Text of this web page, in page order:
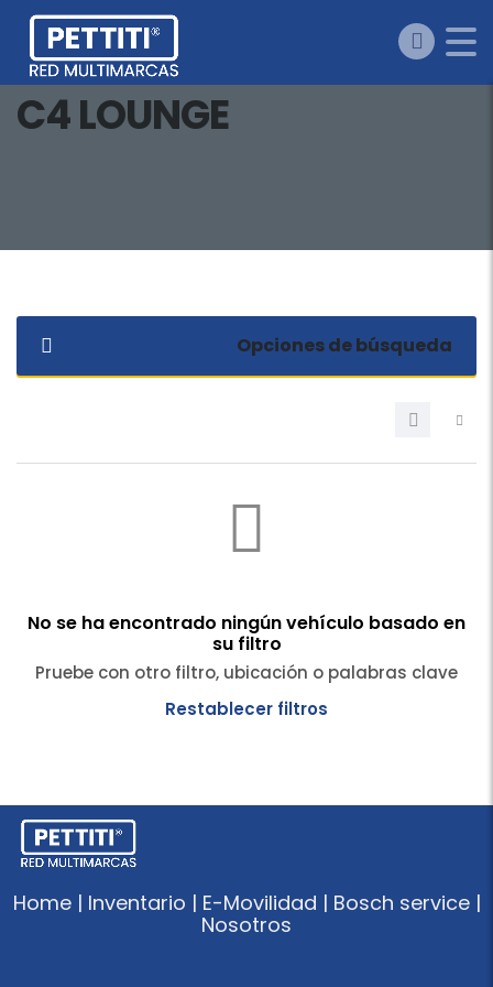
C4 LOUNGE
Opciones de búsqueda
No se ha encontrado ningún vehículo basado en
su filtro
Pruebe con otro filtro, ubicación o palabras clave
Restablecer filtros
Home | Inventario | E-Movilidad | Bosch service |
Nosotros